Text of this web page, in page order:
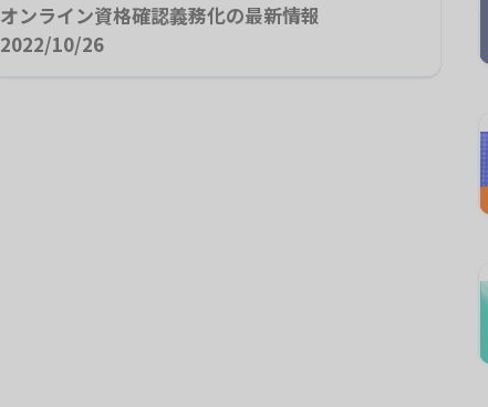
オンライン資格確認義務化の最新情報
2022/10/26